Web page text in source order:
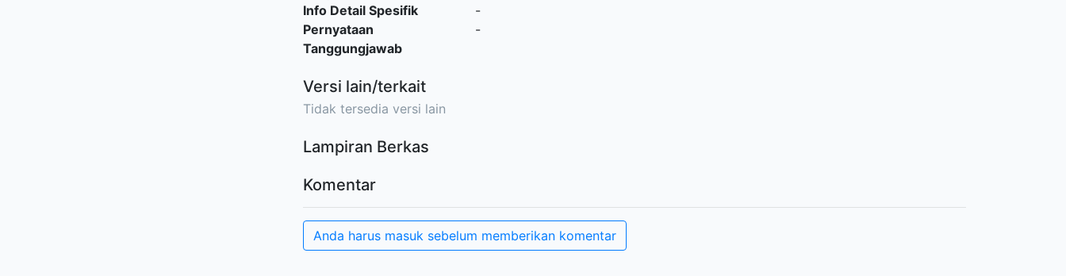
Info Detail Spesifik
-
Pernyataan
Tanggungjawab
-
Versi lain/terkait
Tidak tersedia versi lain
Lampiran Berkas
Komentar
Anda harus masuk sebelum memberikan komentar